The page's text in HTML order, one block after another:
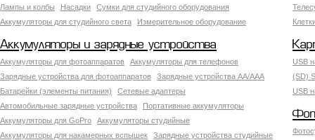
Лампы и колбы
Насадки
Сумки для студийного оборудования
Аккумуляторы для студийного света
Измерительное оборудование
Аккумуляторы и зарядные устройства
Аккумуляторы для фотоаппаратов
Аккумуляторы для телефонов
Зарядные устройства для фотоаппаратов
Зарядные устройства AA/AAA
Батарейки (элементы питания)
Сетевые адаптеры
Автомобильные зарядные устройства
Портативные аккумуляторы
Аккумуляторы для GoPro
Аккумуляторы студийные
Аккумуляторы для накамерных вспышек
Зарядные устройства студийные
USB
(SD)
USB